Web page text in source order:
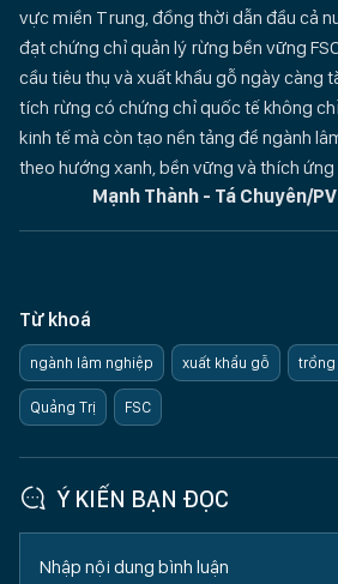
vực miền Trung, đồng thời dẫn đầu cả
đạt chứng chỉ quản lý rừng bền vững
cầu tiêu thụ và xuất khẩu gỗ ngày càng
tích rừng có chứng chỉ quốc tế không
kinh tế mà còn tạo nền tảng để ngành
theo hướng xanh, bền vững và thích
Mạnh Thành - Tá Chuyên/
Từ khoá
ngành lâm nghiệp xuất khẩu gỗ trồng
Quảng Trị FSC
Ý KIẾN BẠN ĐỌC